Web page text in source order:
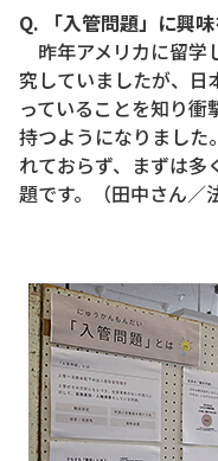
Q. 「入管問題」に興
昨年アメリカに留学
究していましたが、
っていることを知り衝
持つようになりました
れておらず、まずは多
題です。（田中さん／